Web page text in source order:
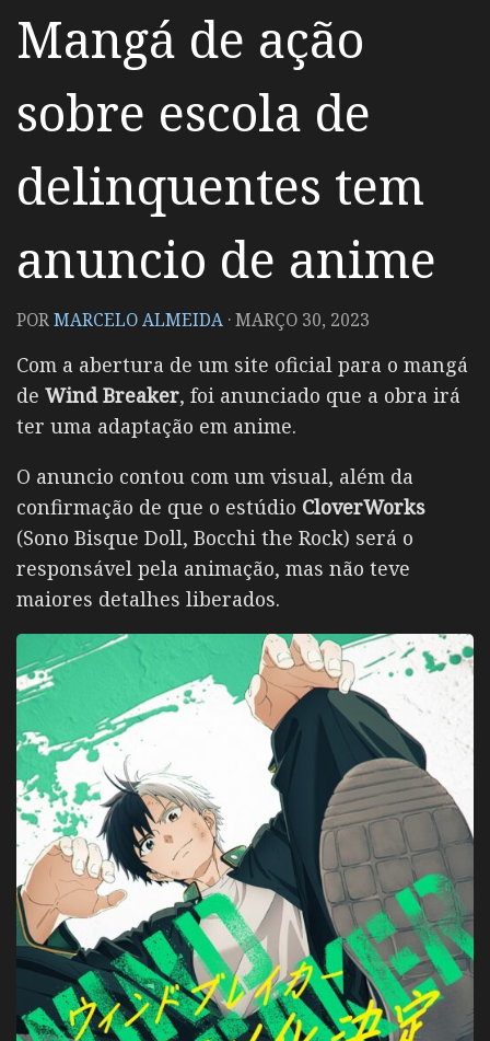
Mangá de ação
sobre escola de
delinquentes tem
anuncio de anime
PORMARCELO ALMEIDA ·MARÇO 30, 2023
Com a abertura de um site oficial para o mangá
de Wind Breaker, foi anunciado que a obra irá
ter uma adaptação em anime.
O anuncio contou com um visual, além da
confirmação de que o estúdio CloverWorks
(Sono Bisque Doll, Bocchi the Rock) será o
responsável pela animação, mas não teve
maiores detalhes liberados.